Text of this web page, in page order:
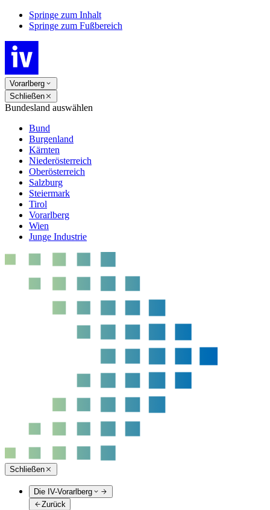
Springe zum Inhalt
Springe zum Fußbereich
Vorarlberg
Schließen
Bundesland auswählen
Bund
Burgenland
Kärnten
Niederösterreich
Oberösterreich
Salzburg
Steiermark
Tirol
Vorarlberg
Wien
Junge Industrie
Schließen
Die IV-Vorarlberg
Zurück